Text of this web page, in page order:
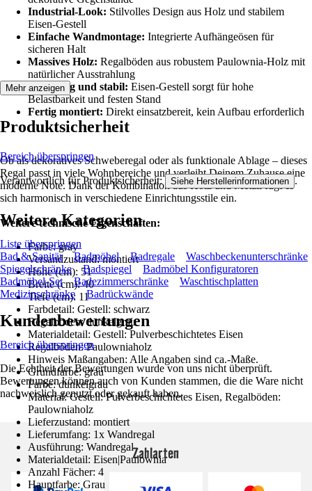
Industrial-Look: Stilvolles Design aus Holz und stabilem
Eisen-Gestell
Einfache Wandmontage: Integrierte Aufhängeösen für
sicheren Halt
Massives Holz: Regalböden aus robustem Paulownia-Holz mit
natürlicher Ausstrahlung
Langlebig und stabil: Eisen-Gestell sorgt für hohe
Belastbarkeit und festen Stand
Fertig montiert: Direkt einsatzbereit, kein Aufbau erforderlich
Ob als dekoratives Schweberegal oder als funktionale Ablage – dieses
Regal passt in viele Wohnbereiche und verleiht Deinem Zuhause eine
moderne Note. Dank der Kombination aus Holz und Metall fügt es
sich harmonisch in verschiedene Einrichtungsstile ein.
Weitere technische Eigenschaften:
Farbe: gray
Versandzustand: montiert
Höhe (cm): 51
Breite (cm): 40
Tiefe (cm): 11
Farbdetail: Gestell: schwarz
Regalböden: dunkelgrau
Materialdetail: Gestell: Pulverbeschichtetes Eisen
Regalböden: Paulowniaholz
Hinweis Maßangaben: Alle Angaben sind ca.-Maße.
Grundfarbe: grau
Farbe: dunkelgrau
Material: Gestell: Pulverbeschichtetes Eisen, Regalböden:
Paulowniaholz
Lieferzustand: montiert
Lieferumfang: 1x Wandregal
Ausführung: Wandregal
Materialdetail: Eisen|Paulownia
Anzahl Fächer: 4
Hauptfarbe: Grau
Mehr anzeigen
Produktsicherheit
Bereich überspringen
Verantwortlich für Produktsicherheit: Siehe Herstellerinformationen .
Weitere Kategorien
Liste überspringen
Bad & Sanitär
Badmöbel Badregale
Waschbeckenunterschränke
Spiegelschränke
Badspiegel
Badmöbel Konfiguratoren
Badmöbel-Set
Badezimmerschränke
Waschtischplatten
Medizinschränke
Badrückwände
Kundenbewertungen
Bereich überspringen
Die Echtheit der Bewertungen wurde von uns nicht überprüft.
Bewertungen können auch von Kunden stammen, die die Ware nicht
nachweislich genutzt oder gekauft haben.
Zahlarten